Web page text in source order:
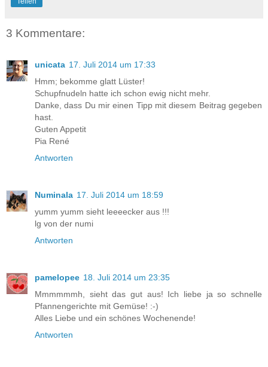
3 Kommentare:
unicata 17. Juli 2014 um 17:33
Hmm; bekomme glatt Lüster!
Schupfnudeln hatte ich schon ewig nicht mehr.
Danke, dass Du mir einen Tipp mit diesem Beitrag gegeben
hast.
Guten Appetit
Pia René
Antworten
Numinala 17. Juli 2014 um 18:59
yumm yumm sieht leeeecker aus !!!
lg von der numi
Antworten
pamelopee 18. Juli 2014 um 23:35
Mmmmmmh, sieht das gut aus! Ich liebe ja so schnelle
Pfannengerichte mit Gemüse! :-)
Alles Liebe und ein schönes Wochenende!
Antworten